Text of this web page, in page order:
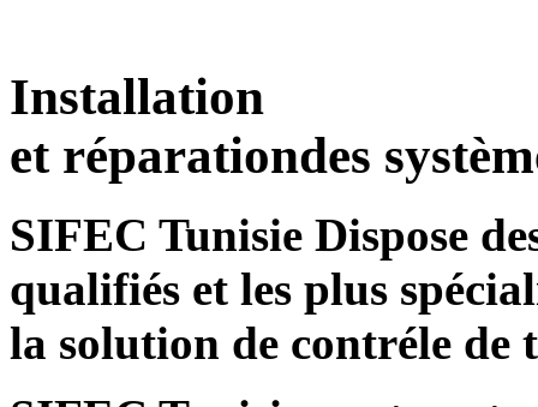
Installation
et réparationdes
SIFEC Tunisie Dispose
qualifiés et les plus
la solution de contréle de